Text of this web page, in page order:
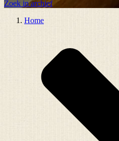
Zoek in archief
Home